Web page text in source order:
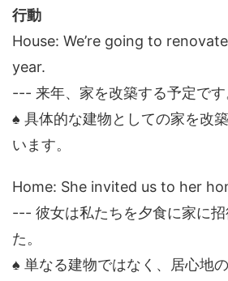
行動
House: We’re going to
year.
--- 来年、家を改築する予定です
♠ 具体的な建物としての家を改
います。
Home: She invited us to her
--- 彼女は私たちを夕食に家に招
た。
♠ 単なる建物ではなく、居心地